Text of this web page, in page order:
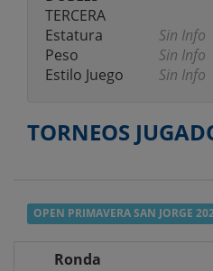
TERCERA
Estatura
Sin Info
Peso
Sin Info
Estilo Juego
Sin Info
TORNEOS
OPEN PRIMAVERA SAN JORGE
Ronda